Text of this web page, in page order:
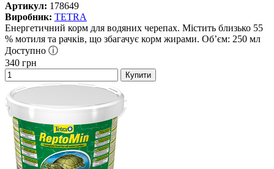
Артикул: 178649
Виробник: TETRA
Енергетичний корм для водяних черепах. Містить близько 55
% мотиля та рачків, що збагачує корм жирами. Об’єм: 250 мл
Доступно ⓘ
340 грн
Купити